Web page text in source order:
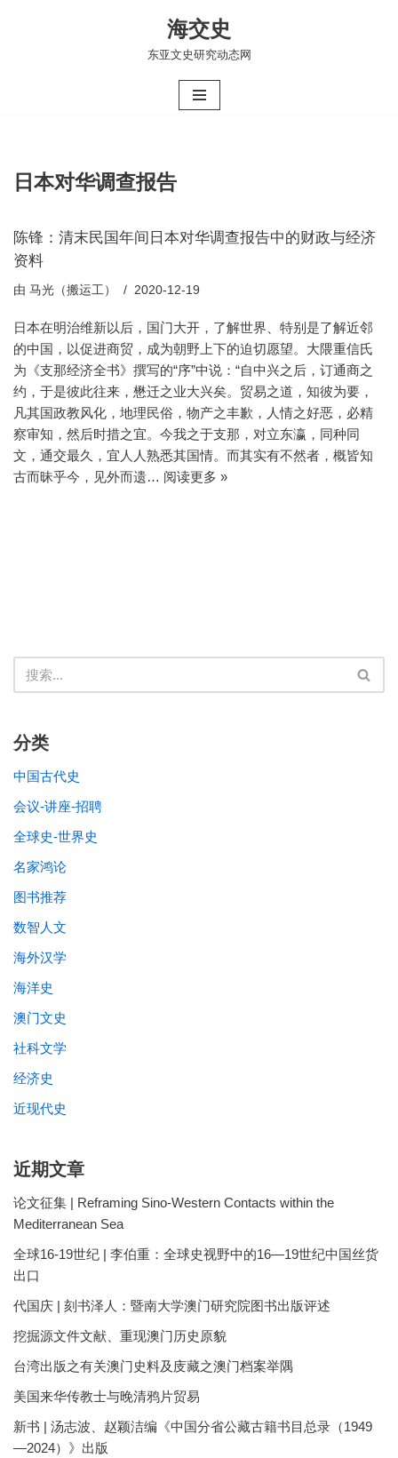
海交史
东亚文史研究动态网
日本对华调查报告
陈锋：清末民国年间日本对华调查报告中的财政与经济
资料
由 马光（搬运工） 2020-12-19
日本在明治维新以后，国门大开，了解世界、特别是了解近邻
的中国，以促进商贸，成为朝野上下的迫切愿望。大隈重信氏
为《支那经济全书》撰写的“序”中说：“自中兴之后，订通商之
约，于是彼此往来，懋迁之业大兴矣。贸易之道，知彼为要，
凡其国政教风化，地理民俗，物产之丰歉，人情之好恶，必精
察审知，然后时措之宜。今我之于支那，对立东瀛，同种同
文，通交最久，宜人人熟悉其国情。而其实有不然者，概皆知
古而昧乎今，见外而遗… 阅读更多 »
分类
中国古代史
会议-讲座-招聘
全球史-世界史
名家鸿论
图书推荐
数智人文
海外汉学
海洋史
澳门文史
社科文学
经济史
近现代史
近期文章
论文征集 | Reframing Sino-Western Contacts within the
Mediterranean Sea
全球16-19世纪 | 李伯重：全球史视野中的16—19世纪中国丝货
出口
代国庆 | 刻书泽人：暨南大学澳门研究院图书出版评述
挖掘源文件文献、重现澳门历史原貌
台湾出版之有关澳门史料及庋藏之澳门档案举隅
美国来华传教士与晚清鸦片贸易
新书 | 汤志波、赵颖洁编《中国分省公藏古籍书目总录（1949
—2024）》出版